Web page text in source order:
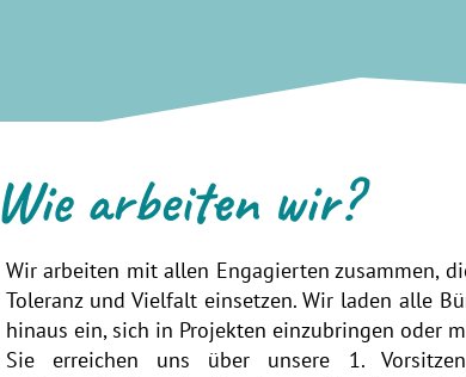
Wie arbeiten wir?
Wir arbeiten mit allen Engagierten zusammen,
Toleranz und Vielfalt einsetzen. Wir laden alle
hinaus ein, sich in Projekten einzubringen oder
Sie erreichen uns über unsere 1.